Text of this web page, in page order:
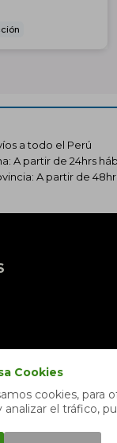
Cookies
cookies, para
analizar el tráfico,
a todo el Perú
A partir de 24hrs
A partir de